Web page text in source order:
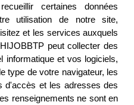
certaines données
utilisation de notre site,
et les services auxquels
peut collecter des
informatique et vos logiciels,
type de votre navigateur, les
d'accès et les adresses des
renseignements ne sont en